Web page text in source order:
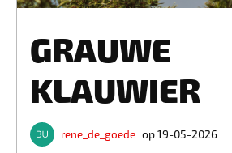
GRAUWE
KLAUWIER
rene_de_goede op 19-05-2026